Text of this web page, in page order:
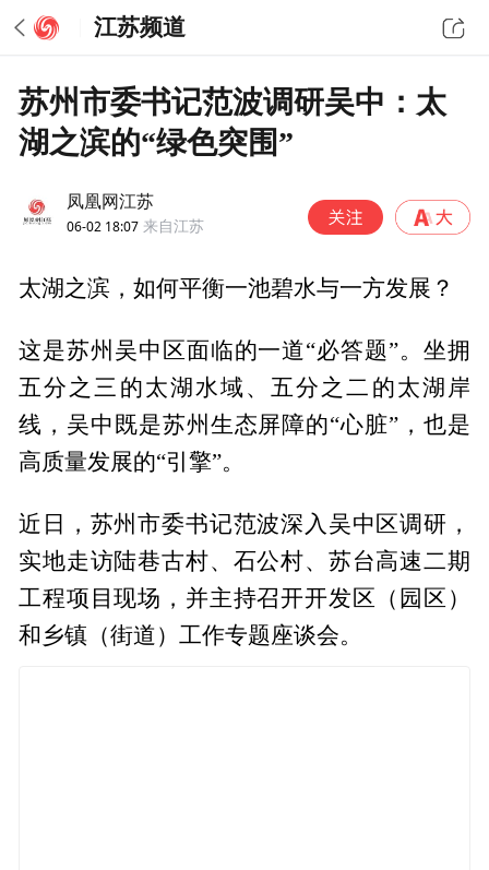
江苏频道
苏州市委书记范波调研吴中：太
湖之滨的“绿色突围”
凤凰网江苏
06-02 18:07 来自江苏
太湖之滨，如何平衡一池碧水与一方发展？
这是苏州吴中区面临的一道“必答题”。坐拥
五分之三的太湖水域、五分之二的太湖岸
线，吴中既是苏州生态屏障的“心脏”，也是
高质量发展的“引擎”。
近日，苏州市委书记范波深入吴中区调研，
实地走访陆巷古村、石公村、苏台高速二期
工程项目现场，并主持召开开发区（园区）
和乡镇（街道）工作专题座谈会。